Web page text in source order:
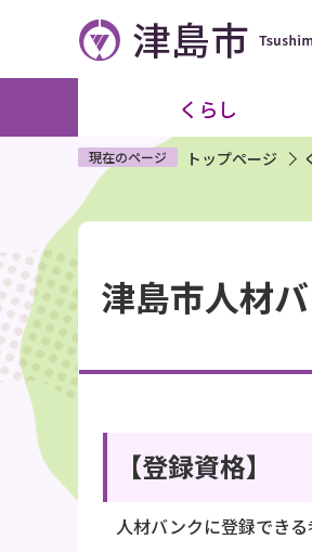
ペ
ジ
で
す
くらし
現在のページ トップページ
文
こ
こ
か
ら
津島市人材
【登録資格】
人材バンクに登録できる